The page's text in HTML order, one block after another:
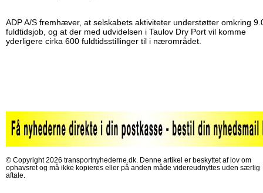
ADP A/S fremhæver, at selskabets aktiviteter understøtter omkring
fuldtidsjob, og at der med udvidelsen i Taulov Dry Port vil komme
yderligere cirka 600 fuldtidsstillinger til i nærområdet.
© Copyright 2026 transportnyhederne.dk. Denne artikel er beskyttet af lov om
ophavsret og må ikke kopieres eller på anden måde videreudnyttes uden særlig
aftale.